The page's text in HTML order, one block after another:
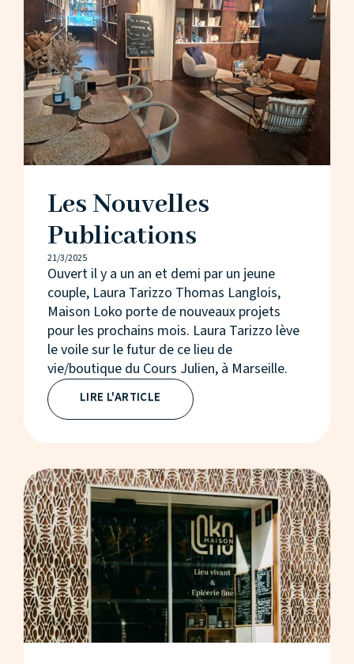
Les Nouvelles
Publications
21/3/2025
Ouvert il y a un an et demi par un jeune
couple, Laura Tarizzo Thomas Langlois,
Maison Loko porte de nouveaux projets
pour les prochains mois. Laura Tarizzo lève
le voile sur le futur de ce lieu de
vie/boutique du Cours Julien, à Marseille.
LIRE L'ARTICLE